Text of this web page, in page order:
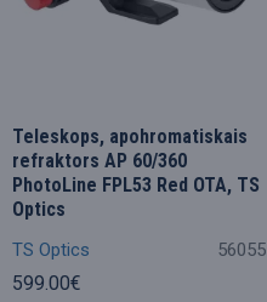
TS Optics 56055
Teleskops, apohromatiskais
refraktors AP 60/360
PhotoLine FPL53 Red OTA, TS
Optics
599.00€